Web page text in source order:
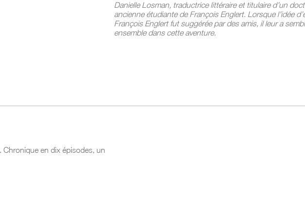
Danielle Losman, traductrice littéraire et titulaire d’un
ancienne étudiante de François Englert. Lorsque l’idée
François Englert fut suggérée par des amis, il leur a
ensemble dans cette aventure.
Chronique en dix épisodes, un